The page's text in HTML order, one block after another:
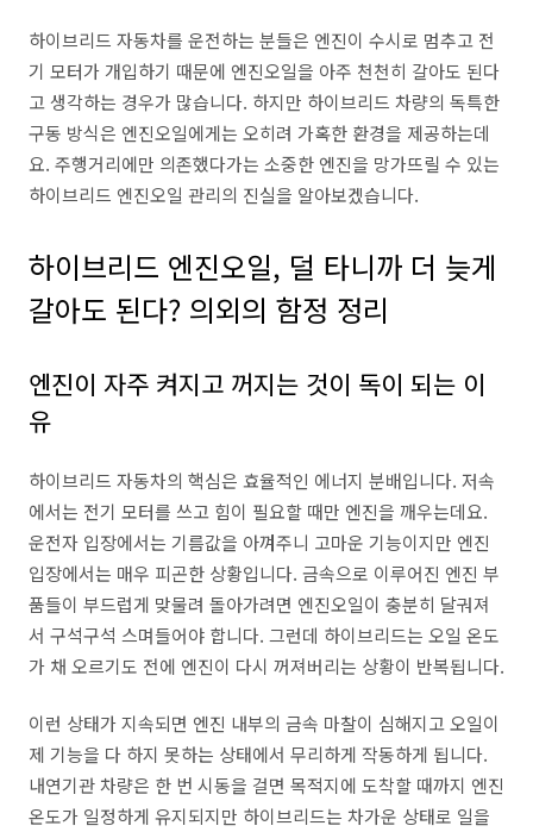
하이브리드 자동차를 운전하는 분들은 엔진이 수시로 멈추고 전
기 모터가 개입하기 때문에 엔진오일을 아주 천천히 갈아도 된다
고 생각하는 경우가 많습니다. 하지만 하이브리드 차량의 독특한
구동 방식은 엔진오일에게는 오히려 가혹한 환경을 제공하는데
요. 주행거리에만 의존했다가는 소중한 엔진을 망가뜨릴 수 있는
하이브리드 엔진오일 관리의 진실을 알아보겠습니다.
하이브리드 엔진오일, 덜 타니까 더 늦게
갈아도 된다? 의외의 함정 정리
엔진이 자주 켜지고 꺼지는 것이 독이 되는 이
유
하이브리드 자동차의 핵심은 효율적인 에너지 분배입니다. 저속
에서는 전기 모터를 쓰고 힘이 필요할 때만 엔진을 깨우는데요.
운전자 입장에서는 기름값을 아껴주니 고마운 기능이지만 엔진
입장에서는 매우 피곤한 상황입니다. 금속으로 이루어진 엔진 부
품들이 부드럽게 맞물려 돌아가려면 엔진오일이 충분히 달궈져
서 구석구석 스며들어야 합니다. 그런데 하이브리드는 오일 온도
가 채 오르기도 전에 엔진이 다시 꺼져버리는 상황이 반복됩니다.
이런 상태가 지속되면 엔진 내부의 금속 마찰이 심해지고 오일이
제 기능을 다 하지 못하는 상태에서 무리하게 작동하게 됩니다.
내연기관 차량은 한 번 시동을 걸면 목적지에 도착할 때까지 엔진
온도가 일정하게 유지되지만 하이브리드는 차가운 상태로 일을